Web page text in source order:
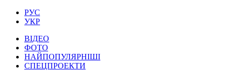
РУС
УКР
ВІДЕО
ФОТО
НАЙПОПУЛЯРНІШІ
СПЕЦПРОЕКТИ